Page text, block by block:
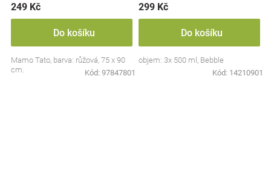
249 Kč
Do košíku
Mamo Tato, barva: růžová, 75 x 90
cm.
Kód: 97847801
299 Kč
Do košíku
objem: 3x 500 ml, Bebble
Kód: 14210901